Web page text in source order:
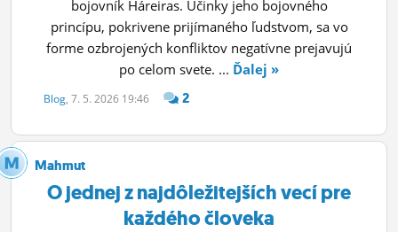
bojovník Háreiras. Účinky jeho bojovného
princípu, pokrivene prijímaného ľudstvom, sa vo
forme ozbrojených konfliktov negatívne prejavujú
po celom svete. ... Ďalej »
Blog, 7. 5. 2026 19:46 2
Mahmut
O jednej z najdôležitejších vecí pre
každého človeka